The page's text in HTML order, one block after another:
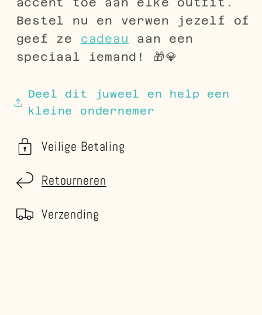
Bestel nu en verwen jezelf of
geef ze cadeau
aan een
speciaal iemand! 🎁💎
Deel dit juweel en help een
kleine ondernemer
Veilige Betaling
Retourneren
Verzending